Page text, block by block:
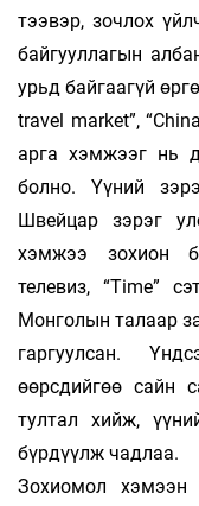
тээвэр, зоч­лох
бай­гууллагын
урьд байгаагүй
travel market”,
арга хэмжээг нь
болно. Үүний
Швей­цар зэрэг
хэмжээ зохион
телевиз, “Time”
Монголын талаар
гаргуулсан.
өөрсдийгөө сайн
тултал хийж,
бүрдүүлж чадлаа.
Зохиомол хэмээн